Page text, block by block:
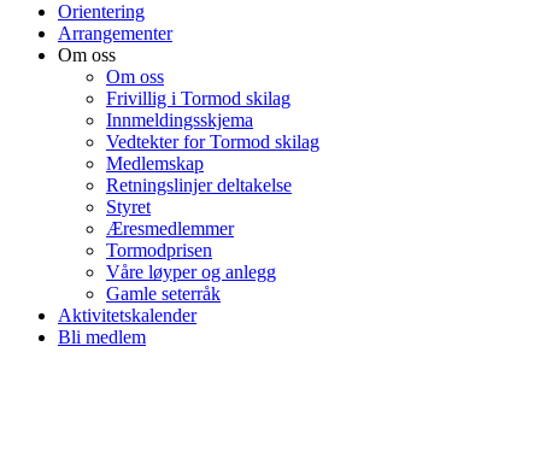
Orientering
Arrangementer
Om oss
Om oss
Frivillig i Tormod skilag
Innmeldingsskjema
Vedtekter for Tormod skilag
Medlemskap
Retningslinjer deltakelse
Styret
Æresmedlemmer
Tormodprisen
Våre løyper og anlegg
Gamle seterråk
Aktivitetskalender
Bli medlem